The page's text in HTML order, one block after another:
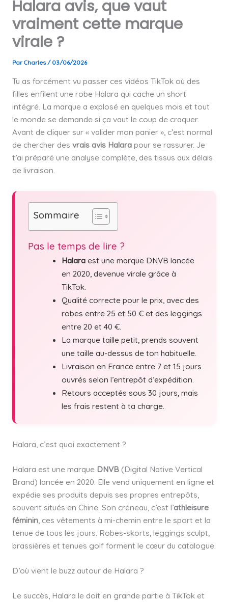
Halara avis, que vaut
vraiment cette marque
virale ?
Par Charles/ 03/06/2026
Tu as forcément vu passer ces vidéos TikTok où des
filles enfilent une robe Halara qui cache un short
intégré. La marque a explosé en quelques mois et tout
le monde se demande si ça vaut le coup de craquer.
Avant de cliquer sur « valider mon panier », c’est normal
de chercher des vrais avis Halarapour se rassurer. Je
t’ai préparé une analyse complète, des tissus aux délais
de livraison.
Sommaire
Pas le temps de lire ?
Halara est une marque DNVB lancée
en 2020, devenue virale grâce à
TikTok.
Qualité correcte pour le prix, avec des
robes entre 25 et 50 € et des leggings
entre 20 et 40 €.
La marque taille petit, prends souvent
une taille au-dessus de ton habituelle.
Livraison en France entre 7 et 15 jours
ouvrés selon l’entrepôt d’expédition.
Retours acceptés sous 30 jours, mais
les frais restent à ta charge.
Halara, c’est quoi exactement ?
Halara est une marque DNVB(Digital Native Vertical
Brand) lancée en 2020. Elle vend uniquement en ligne et
expédie ses produits depuis ses propres entrepôts,
souvent situés en Chine. Son créneau, c’est l’athleisure
féminin, ces vêtements à mi-chemin entre le sport et la
tenue de tous les jours. Robes-skorts, leggings sculpt,
brassières et tenues golf forment le cœur du catalogue.
D’où vient le buzz autour de Halara ?
Le succès, Halara le doit en grande partie à TikTok et